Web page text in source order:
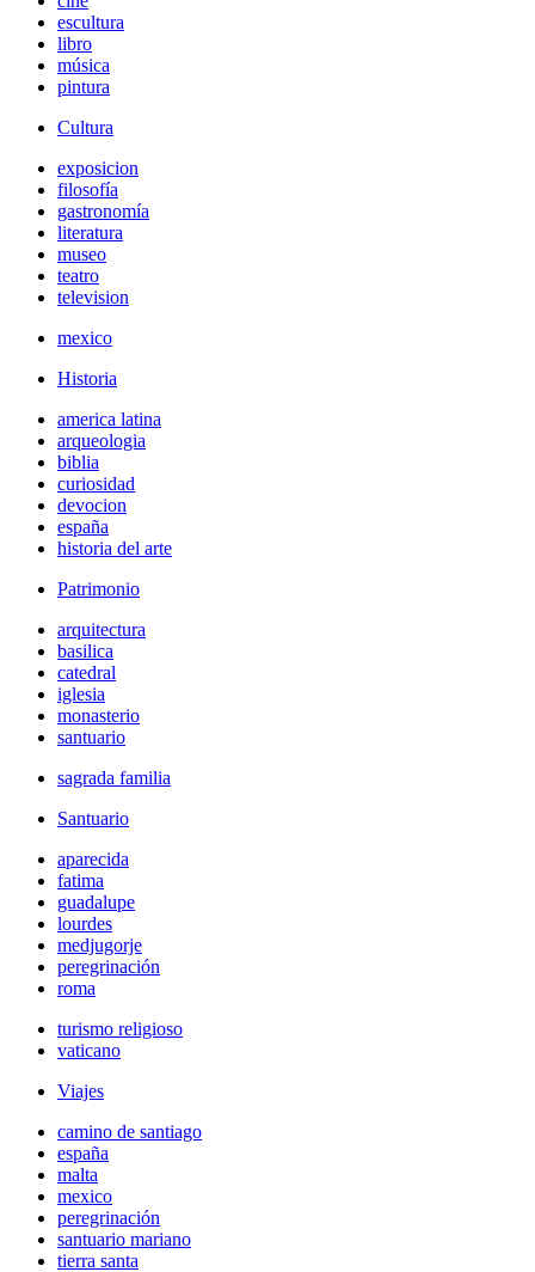
escultura
libro
música
pintura
Cultura
exposicion
filosofía
gastronomía
literatura
museo
teatro
television
mexico
Historia
america latina
arqueologia
biblia
curiosidad
devocion
españa
historia del arte
Patrimonio
arquitectura
basilica
catedral
iglesia
monasterio
santuario
sagrada familia
Santuario
aparecida
fatima
guadalupe
lourdes
medjugorje
peregrinación
roma
turismo religioso
vaticano
Viajes
camino de santiago
españa
malta
mexico
peregrinación
santuario mariano
tierra santa